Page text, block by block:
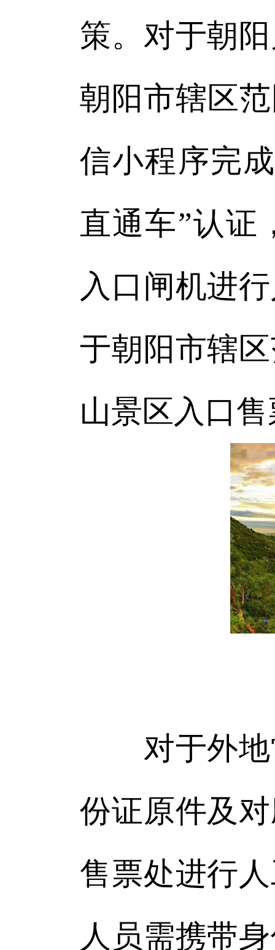
策。对于朝
朝阳市辖区
信小程序完
直通车”认证
入口闸机进
于朝阳市辖
山景区入口
对于外地
份证原件及
售票处进行
人员需携带